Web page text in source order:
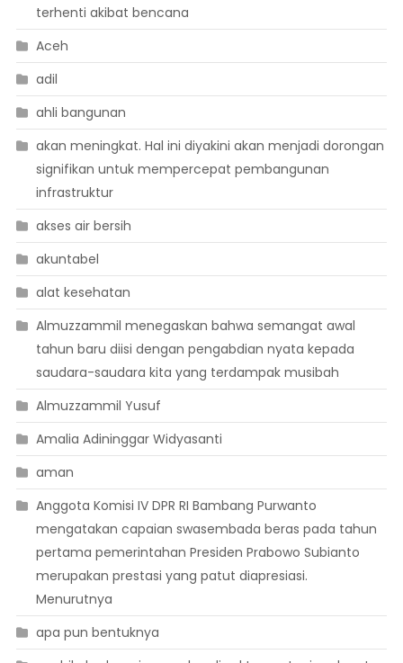
terhenti akibat bencana
Aceh
adil
ahli bangunan
akan meningkat. Hal ini diyakini akan menjadi dorongan
signifikan untuk mempercepat pembangunan
infrastruktur
akses air bersih
akuntabel
alat kesehatan
Almuzzammil menegaskan bahwa semangat awal
tahun baru diisi dengan pengabdian nyata kepada
saudara-saudara kita yang terdampak musibah
Almuzzammil Yusuf
Amalia Adininggar Widyasanti
aman
Anggota Komisi IV DPR RI Bambang Purwanto
mengatakan capaian swasembada beras pada tahun
pertama pemerintahan Presiden Prabowo Subianto
merupakan prestasi yang patut diapresiasi.
Menurutnya
apa pun bentuknya